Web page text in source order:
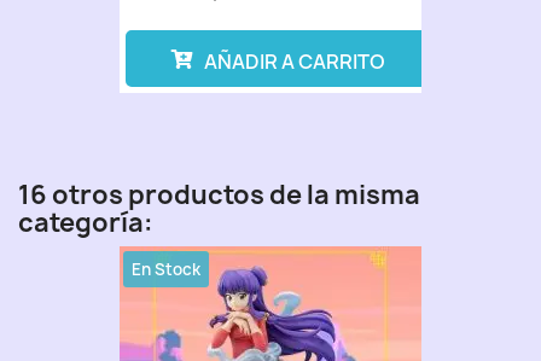
AÑADIR A CARRITO
16 otros productos de la misma
categoría:
En Stock